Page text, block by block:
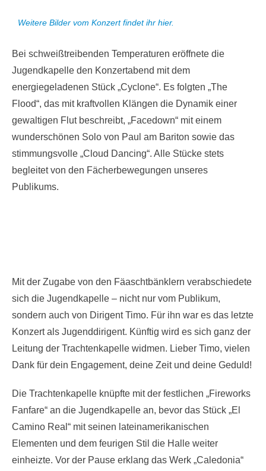
Weitere Bilder vom Konzert findet ihr hier.
Bei schweißtreibenden Temperaturen eröffnete die
Jugendkapelle den Konzertabend mit dem
energiegeladenen Stück „Cyclone“. Es folgten „The
Flood“, das mit kraftvollen Klängen die Dynamik einer
gewaltigen Flut beschreibt, „Facedown“ mit einem
wunderschönen Solo von Paul am Bariton sowie das
stimmungsvolle „Cloud Dancing“. Alle Stücke stets
begleitet von den Fächerbewegungen unseres
Publikums.
Mit der Zugabe von den Fäaschtbänklern verabschiedete
sich die Jugendkapelle – nicht nur vom Publikum,
sondern auch von Dirigent Timo. Für ihn war es das letzte
Konzert als Jugenddirigent. Künftig wird es sich ganz der
Leitung der Trachtenkapelle widmen. Lieber Timo, vielen
Dank für dein Engagement, deine Zeit und deine Geduld!
Die Trachtenkapelle knüpfte mit der festlichen „Fireworks
Fanfare“ an die Jugendkapelle an, bevor das Stück „El
Camino Real“ mit seinen lateinamerikanischen
Elementen und dem feurigen Stil die Halle weiter
einheizte. Vor der Pause erklang das Werk „Caledonia“